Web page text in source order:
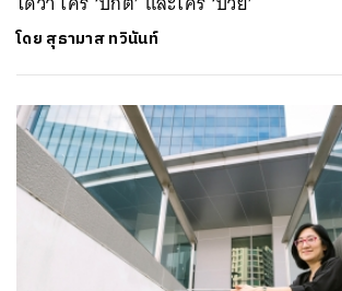
โดย สุธามาส ทวินันท์